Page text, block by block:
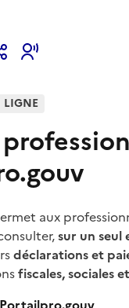
LIGNE
aux
sur un seul
déclarations et
fiscales, sociales